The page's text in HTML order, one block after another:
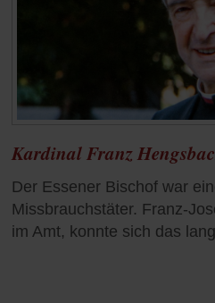
Kardinal Franz
Der Essener Bischof war
Missbrauchstäter. Franz-
im Amt, konnte sich das